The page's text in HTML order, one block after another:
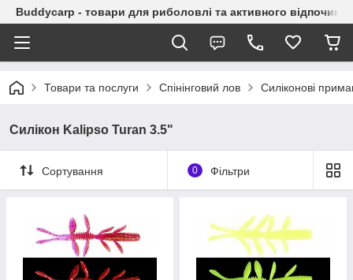
Buddycarp - товари для риболовлі та активного
Товари та послуги Спінінговий лов Силіконові
Силікон Kalipso Turan 3.5"
Сортування 0 Фільтри